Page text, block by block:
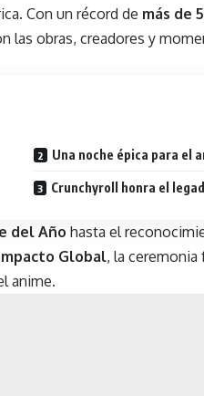
Con un récord de más de
las obras, creadores y
Una noche épica para el
Crunchyroll honra el
del Año hasta el
Global, la ceremonia
anime.